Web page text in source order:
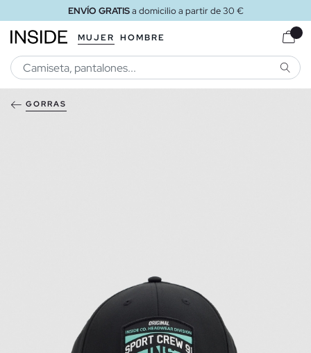
ENVÍO GRATISa domicilio a partir de 30 €
MUJER HOMBRE
GORRAS